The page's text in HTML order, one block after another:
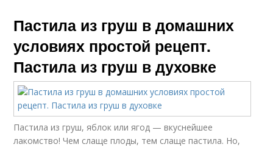
Пастила из груш в домашних
условиях простой рецепт.
Пастила из груш в духовке
Пастила из груш, яблок или ягод — вкуснейшее
лакомство! Чем слаще плоды, тем слаще пастила. Но,